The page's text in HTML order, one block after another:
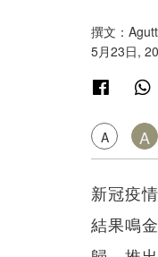
撰文：
5月23日,
A A
新冠疫
結果鳴